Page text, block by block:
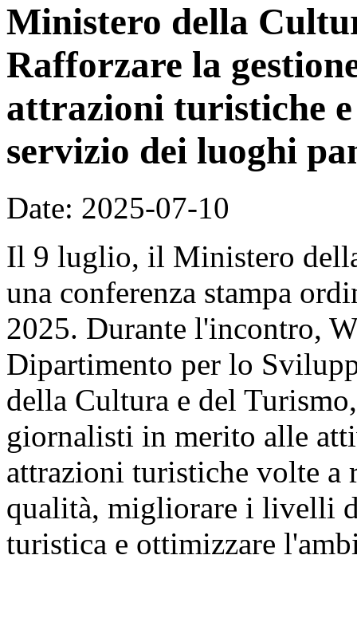
Ministero della
Rafforzare la
attrazioni turistiche
servizio dei luoghi
Date: 2025-07-10
Il 9 luglio, il Ministero
una conferenza stampa
2025. Durante l'incontro,
Dipartimento per lo
della Cultura e del
giornalisti in merito alle
attrazioni turistiche volte a
qualità, migliorare i livelli
turistica e ottimizzare